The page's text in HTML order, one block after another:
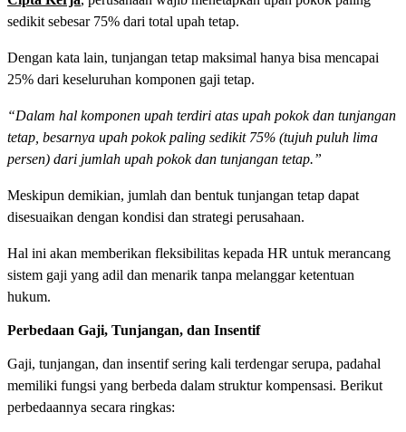
sedikit sebesar 75% dari total upah tetap.
Dengan kata lain, tunjangan tetap maksimal hanya bisa mencapai
25% dari keseluruhan komponen gaji tetap.
“Dalam hal komponen upah terdiri atas upah pokok dan tunjangan
tetap, besarnya upah pokok paling sedikit 75% (tujuh puluh lima
persen) dari jumlah upah pokok dan tunjangan tetap.”
Meskipun demikian, jumlah dan bentuk tunjangan tetap dapat
disesuaikan dengan kondisi dan strategi perusahaan.
Hal ini akan memberikan fleksibilitas kepada HR untuk merancang
sistem gaji yang adil dan menarik tanpa melanggar ketentuan
hukum.
Perbedaan Gaji, Tunjangan, dan Insentif
Gaji, tunjangan, dan insentif sering kali terdengar serupa, padahal
memiliki fungsi yang berbeda dalam struktur kompensasi. Berikut
perbedaannya secara ringkas: